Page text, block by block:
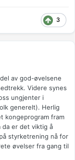
3
av god-øvelsene
Videre synes
ungjenter i
generelt). Herlig
kongeprogram fram
da er det viktig å
styrketrening nå for
øvelser fra gang til